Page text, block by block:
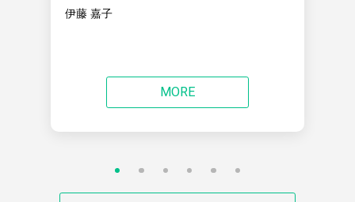
伊藤 嘉子
MORE